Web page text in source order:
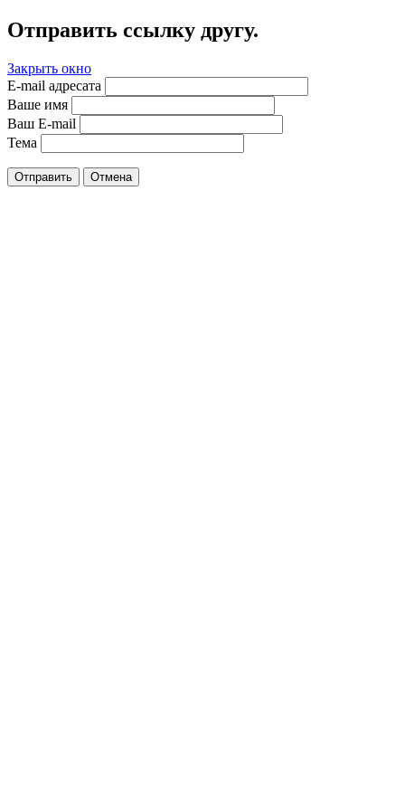
Отправить ссылку другу.
Закрыть окно
E-mail адресата
Ваше имя
Ваш E-mail
Тема
Отправить Отмена